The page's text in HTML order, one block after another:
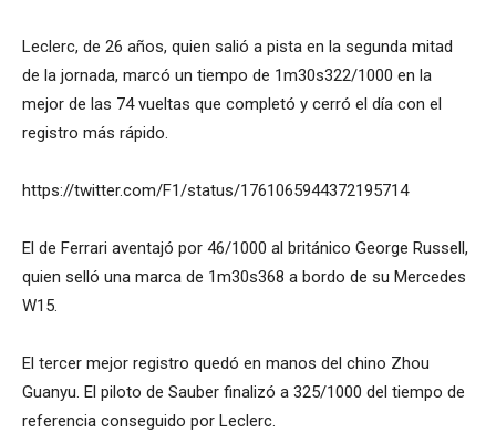
Leclerc, de 26 años, quien salió a pista en la segunda mitad
de la jornada, marcó un tiempo de 1m30s322/1000 en la
mejor de las 74 vueltas que completó y cerró el día con el
registro más rápido.
https://twitter.com/F1/status/1761065944372195714
El de Ferrari aventajó por 46/1000 al británico George Russell,
quien selló una marca de 1m30s368 a bordo de su Mercedes
W15.
El tercer mejor registro quedó en manos del chino Zhou
Guanyu. El piloto de Sauber finalizó a 325/1000 del tiempo de
referencia conseguido por Leclerc.